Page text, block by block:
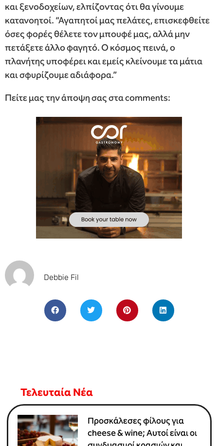
και ξενοδοχείων, ελπίζοντας ότι θα γίνουμε
κατανοητοί. “Αγαπητοί μας πελάτες, επισκεφθείτε
όσες φορές θέλετε τον μπουφέ μας, αλλά μην
πετάξετε άλλο φαγητό. Ο κόσμος πεινά, ο
πλανήτης υποφέρει και εμείς κλείνουμε τα μάτια
και σφυρίζουμε αδιάφορα.”
Πείτε μας την άποψη σας στα comments:
Debbie Fil
Τελευταία Νέα
Προσκάλεσες φίλους για
cheese & wine; Αυτοί είναι οι